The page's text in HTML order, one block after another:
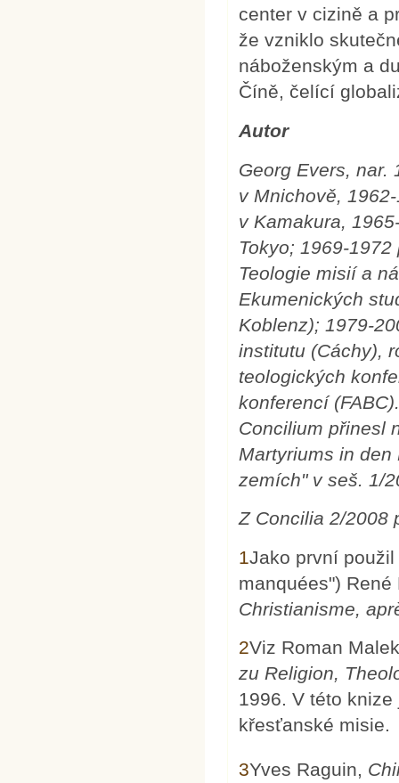
center v cizině a
že vzniklo
náboženským a
Číně, čelící
Autor
Georg Evers, nar.
v Mnichově,
v Kamakura,
Tokyo; 1969-
Teologie misií a
Ekumenických
Koblenz); 1979-
institutu (Cáchy),
teologických
konferencí (F
Concilium přinesl
Martyriums in
zemích" v seš. 1/
Z Concilia 2/2008
1Jako první použil
manquées")
Christianisme,
2Viz Roman
zu Religion,
1996. V této
křesťanské misie.
3Yves Raguin,